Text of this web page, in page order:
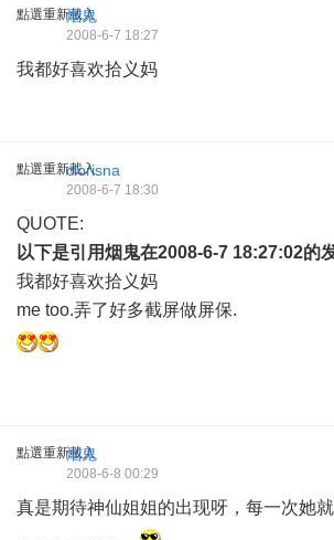
點選重新載入
烟鬼
2008-6-7 18:27
我都好喜欢拾义妈
點選重新載入
clorisna
2008-6-7 18:30
QUOTE:
以下是引用烟鬼在2008-6-7 18:27:02的
我都好喜欢拾义妈
me too.弄了好多截屏做屏保.
點選重新載入
烟鬼
2008-6-8 00:29
真是期待神仙姐姐的出现呀，每一次她